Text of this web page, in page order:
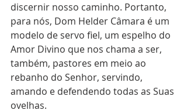
discernir nosso caminho. Portanto,
para nós, Dom Helder Câmara é um
modelo de servo fiel, um espelho do
Amor Divino que nos chama a ser,
também, pastores em meio ao
rebanho do Senhor, servindo,
amando e defendendo todas as Suas
ovelhas.